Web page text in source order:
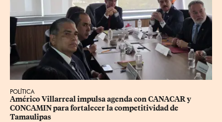
POLÍTICA
Américo Villarreal impulsa agenda con CANACAR y
CONCAMIN para fortalecer la competitividad de
Tamaulipas